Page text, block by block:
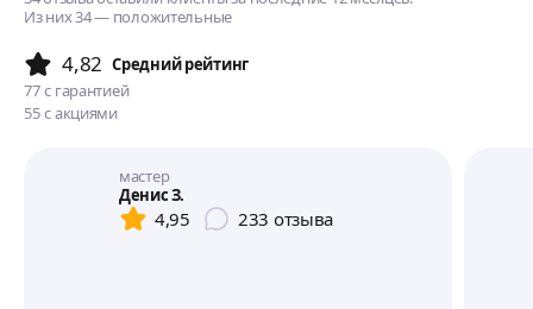
Из них 34 — положительные
4,82 Cредний рейтинг
77 с гарантией
55 с акциями
мастер
Денис З.
4,95 233 отзыва